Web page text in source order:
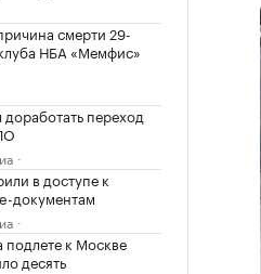
смерти 29-
НБА «Мемфис»
переход
в доступе к
документам
к Москве
десять